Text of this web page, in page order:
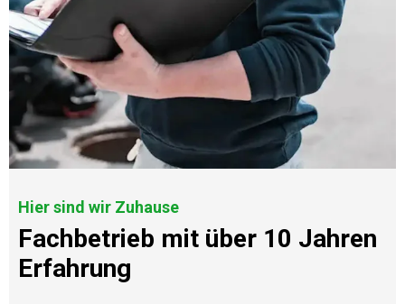
Hier sind wir Zuhause
Fachbetrieb mit über 10 Jahren
Erfahrung